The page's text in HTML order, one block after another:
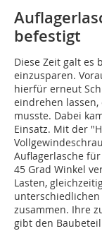
befestigt
Diese Zeit galt es
einzusparen.
hierfür erneut
eindrehen lassen,
musste. Dabei
Einsatz. Mit der
Auflagerlasche
45 Grad Winkel
Lasten,
zusammen. Ihre
gibt den